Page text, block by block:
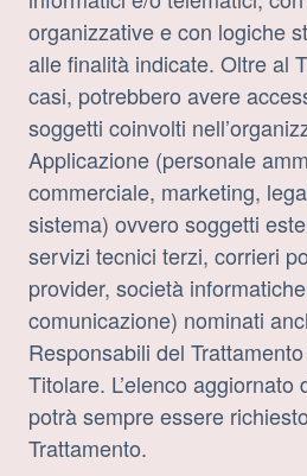
organizzative e con logiche
alle finalità indicate. Oltre al
casi, potrebbero avere
soggetti coinvolti
Applicazione (personale
commerciale, marketing,
sistema) ovvero soggetti
servizi tecnici terzi, corrieri
provider, società
comunicazione) nominati
Responsabili del
Titolare. L’elenco aggiornato
potrà sempre essere
Trattamento.